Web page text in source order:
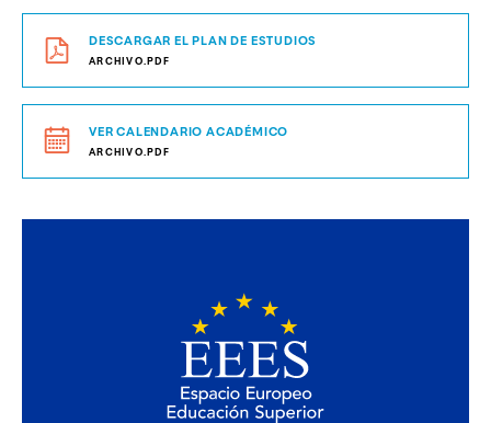
DESCARGAR EL PLAN DE ESTUDIOS
ARCHIVO.PDF
VER CALENDARIO ACADÉMICO
ARCHIVO.PDF